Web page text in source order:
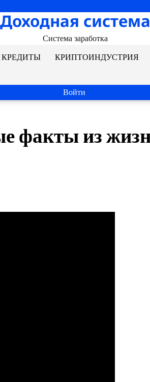
Доходная система
Система заработка
КРИПТОИНДУСТРИЯ
Войти
факты из